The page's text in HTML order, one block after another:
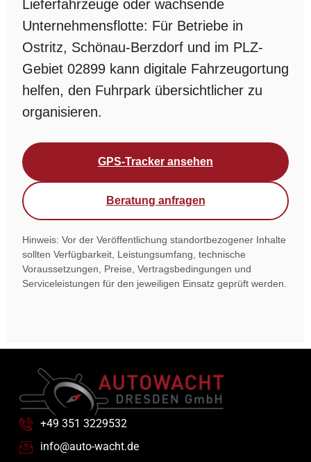
Lieferfahrzeuge oder wachsende
Unternehmensflotte: Für Betriebe in
Ostritz, Schönau-Berzdorf und im PLZ-
Gebiet 02899 kann digitale Fahrzeugortung
helfen, den Fuhrpark übersichtlicher zu
organisieren.
GPS-Tracker ansehen
Beratung anfragen
Hinweis: Vor der Veröffentlichung standortbezogener Inhalte
sollten Verfügbarkeit, Leistungsumfang, technische
Voraussetzungen, Preise, Vertragsbedingungen und
Serviceleistungen für den jeweiligen Einsatz geprüft werden.
+49 351 3229532
info@auto-wacht.de